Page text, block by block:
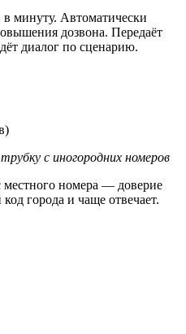
минуту. Автоматически
дозвона. Передаёт
диалог по сценарию.
с иногородних номеров
номера — доверие
города и чаще отвечает.